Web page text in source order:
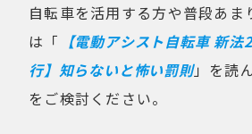
自転車を活用する方や普段あま
は「 【電動アシスト自転車 新
行】知らないと怖い罰則」を読
をご検討ください。